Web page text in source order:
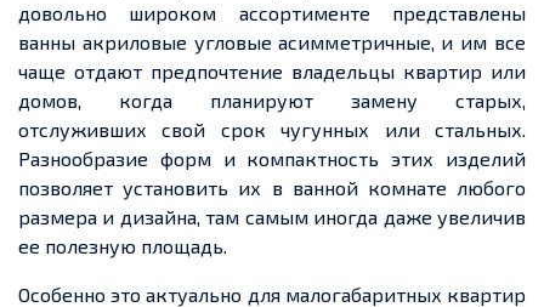
довольно широком ассортименте представлены
ванны акриловые угловые асимметричные, и им все
чаще отдают предпочтение владельцы квартир или
домов, когда планируют замену старых,
отслуживших свой срок чугунных или стальных.
Разнообразие форм и компактность этих изделий
позволяет установить их в ванной комнате любого
размера и дизайна, там самым иногда даже увеличив
ее полезную площадь.
Особенно это актуально для малогабаритных квартир